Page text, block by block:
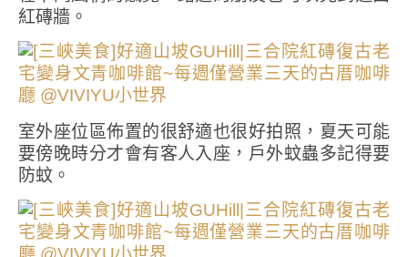
紅磚牆。
室外座位區佈置的很舒適也很好拍照，夏天可能
要傍晚時分才會有客人入座，戶外蚊蟲多記得要
防蚊。